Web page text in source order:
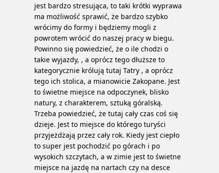
jest bardzo stresująca, to taki krótki wyprawa
ma możliwość sprawić, że bardzo szybko
wrócimy do formy i będziemy mogli z
powrotem wrócić do naszej pracy w biegu.
Powinno się powiedzieć, że o ile chodzi o
takie wyjazdy, , a oprócz tego dłuższe to
kategorycznie królują tutaj Tatry , a oprócz
tego ich stolica, a mianowicie Zakopane. Jest
to świetne miejsce na odpoczynek, blisko
natury, z charakterem, sztuką góralską.
Trzeba powiedzieć, że tutaj cały czas coś się
dzieje. Jest to miejsce do którego turyści
przyjeżdżają przez cały rok. Kiedy jest ciepło
to super jest pochodzić po górach i po
wysokich szczytach, a w zimie jest to świetne
miejsce na jazdę na nartach czy na desce